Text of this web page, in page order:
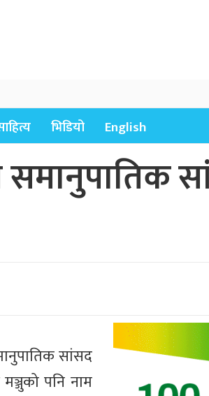
भिडियो English
समानुपातिक
सांसद
पनि नाम